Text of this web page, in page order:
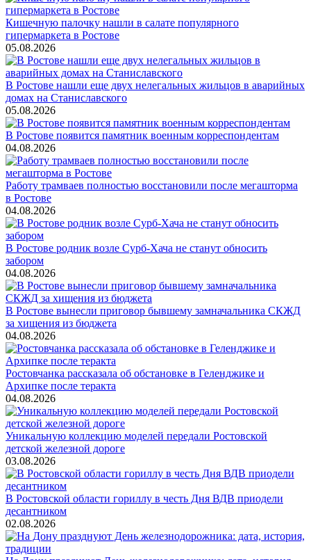
Кишечную палочку нашли в салате популярного
гипермаркета в Ростове
05.08.2026
В Ростове нашли еще двух нелегальных жильцов в аварийных
домах на Станиславского
05.08.2026
В Ростове появится памятник военным корреспондентам
04.08.2026
Работу трамваев полностью восстановили после мегашторма
в Ростове
04.08.2026
В Ростове родник возле Сурб-Хача не станут обносить
забором
04.08.2026
В Ростове вынесли приговор бывшему замначальника СКЖД
за хищения из бюджета
04.08.2026
Ростовчанка рассказала об обстановке в Геленджике и
Архипке после теракта
04.08.2026
Уникальную коллекцию моделей передали Ростовской
детской железной дороге
03.08.2026
В Ростовской области гориллу в честь Дня ВДВ приодели
десантником
02.08.2026